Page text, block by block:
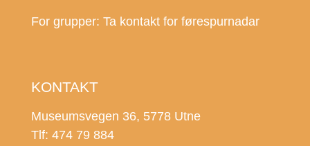
For grupper: Ta kontakt for førespurnadar
KONTAKT
Museumsvegen 36, 5778 Utne
Tlf: 474 79 884